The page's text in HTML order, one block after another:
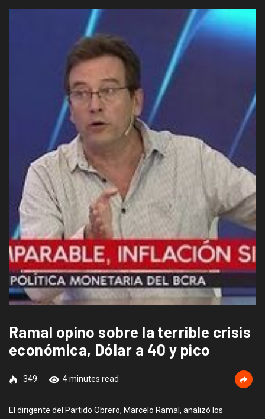
Ramal opino sobre la terrible crisis
económica, Dólar a 40 y pico
349 4 minutes read
El dirigente del Partido Obrero, Marcelo Ramal, analizó los